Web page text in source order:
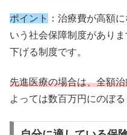
ポイント
：治療費が高額
いう社会保障制度があり
下げる制度です。
先進医療の場合は、全額
よっては数百万円にのぼる